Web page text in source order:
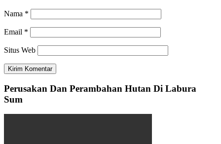
Nama *
Email *
Situs Web
Perusakan Dan Perambahan Hutan Di Labura
Sum